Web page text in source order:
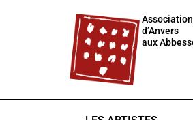
Association
d’Anvers
aux